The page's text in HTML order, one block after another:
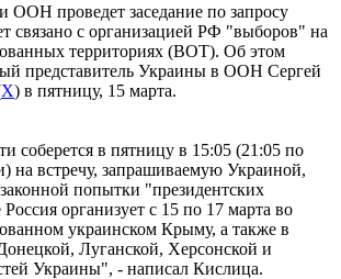
ООН проведет заседание по запросу
связано с организацией РФ "выборов" на
территориях (ВОТ). Об этом
представитель Украины в ООН Сергей
Х) в пятницу, 15 марта.
соберется в пятницу в 15:05 (21:05 по
на встречу, запрашиваемую Украиной,
попытки "президентских
организует с 15 по 17 марта во
украинском Крыму, а также в
Луганской, Херсонской и
Украины", - написал Кислица.